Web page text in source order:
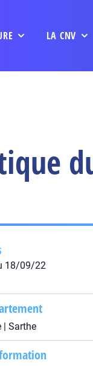
LA CNV
18/09/22
| Sarthe